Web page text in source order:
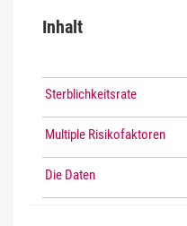
Inhalt
Sterblichkeitsrate
Multiple Risikofaktoren
Die Daten